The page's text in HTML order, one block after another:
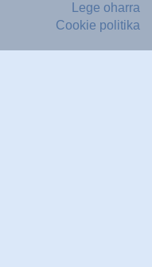
Lege oharra
Cookie politika